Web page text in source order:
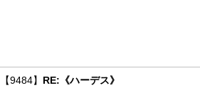
【9484】 RE:《ハーデス》